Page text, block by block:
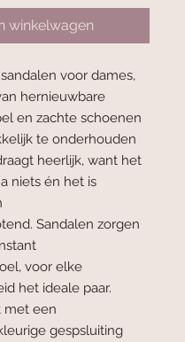
winkelwagen
voor dames,
hernieuwbare
en zachte schoenen
te onderhouden
heerlijk, want het
niets én het is
Sandalen zorgen
voor elke
het ideale paar.
met een
gespsluiting